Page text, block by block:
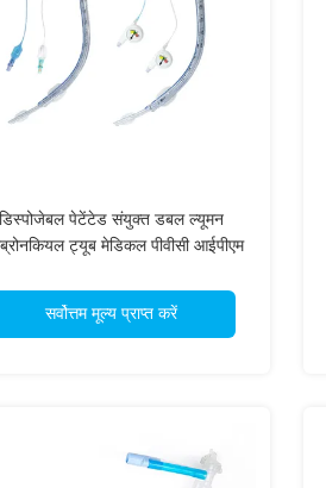
डिस्पोजेबल पेटेंटेड संयुक्त डबल ल्यूमन
ट्यूब मेडिकल पीवीसी आईपीएम
सर्वोत्तम मूल्य प्राप्त करें